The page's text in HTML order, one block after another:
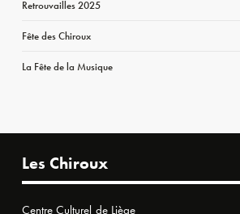
Retrouvailles 2025
Fête des Chiroux
La Fête de la Musique
Les Chiroux
Centre Culturel de Liège